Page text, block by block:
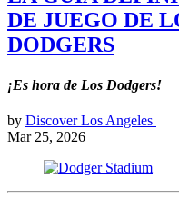
DE JUEGO DE
DODGERS
¡Es hora de Los Dodgers!
by Discover Los Angeles
Mar 25, 2026